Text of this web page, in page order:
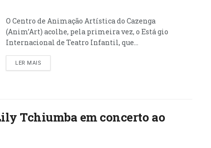
O Centro de Animação Artística do Cazenga
(Anim’Art) acolhe, pela primeira vez, o Está gio
Internacional de Teatro Infantil, que...
LER MAIS
Tchiumba em concerto ao